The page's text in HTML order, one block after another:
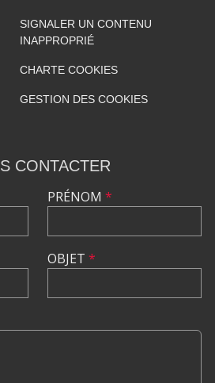
SIGNALER UN CONTENU
INAPPROPRIÉ
CHARTE COOKIES
GESTION DES COOKIES
CONTACTER
PRÉNOM *
OBJET *